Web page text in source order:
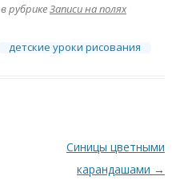
в рубрикеЗаписи на полях
детские уроки рисования
Синицы цветными
карандашами →